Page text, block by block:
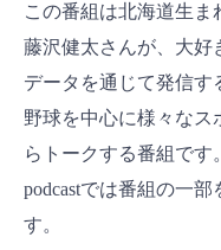
EMBED
この番組は北海道生ま
藤沢健太さんが、大好
データを通じて発信す
野球を中心に様々なス
らトークする番組です。
podcastでは番組の一
す。